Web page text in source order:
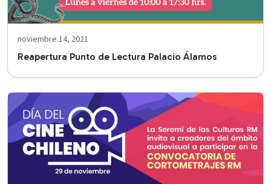
noviembre 14, 2021
Reapertura Punto de Lectura Palacio Álamos